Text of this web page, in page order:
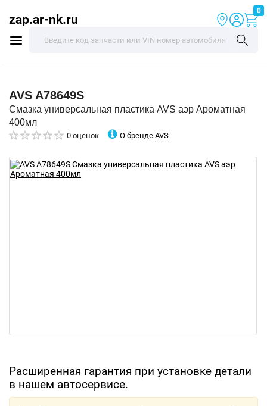
zap.ar-nk.ru
0
AVS A78649S
Смазка универсальная пластика AVS аэр Ароматная
400мл
0 оценок О бренде AVS
Расширенная гарантия при установке детали
в нашем автосервисе.